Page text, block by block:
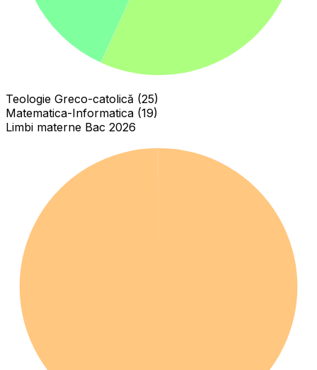
Teologie Greco-catolică (25)
Matematica-Informatica (19)
Limbi materne Bac 2026